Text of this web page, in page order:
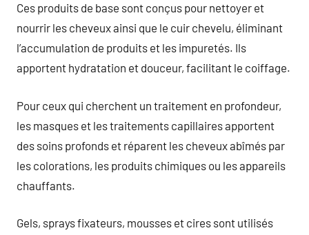
Ces produits de base sont conçus pour nettoyer et
nourrir les cheveux ainsi que le cuir chevelu, éliminant
l’accumulation de produits et les impuretés. Ils
apportent hydratation et douceur, facilitant le coiffage.
Pour ceux qui cherchent un traitement en profondeur,
les masques et les traitements capillaires apportent
des soins profonds et réparent les cheveux abîmés par
les colorations, les produits chimiques ou les appareils
chauffants.
Gels, sprays fixateurs, mousses et cires sont utilisés